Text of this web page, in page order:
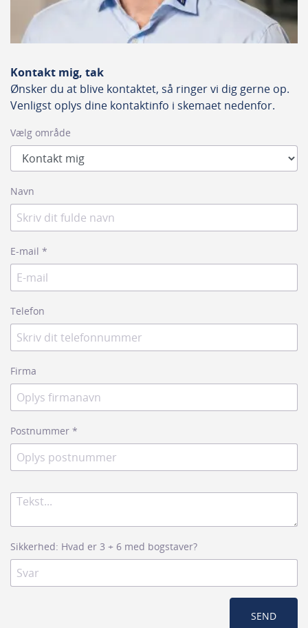
Kontakt mig, tak
Ønsker du at blive kontaktet, så ringer vi dig gerne op.
Venligst oplys dine kontaktinfo i skemaet nedenfor.
Vælg område
Navn
E-mail *
Telefon
Firma
Postnummer *
Sikkerhed: Hvad er 3 + 6 med bogstaver?